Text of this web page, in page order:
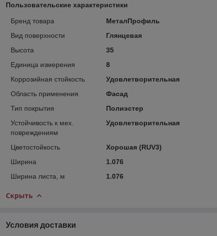
Пользовательские характеристики
Бренд товара
МеталПрофиль
Вид поверхности
Глянцевая
Высота
35
Единица измерения
8
Коррозийная стойкость
Удовлетворительная
Область применения
Фасад
Тип покрытия
Полиэстер
Устойчивость к мех.
повреждениям
Удовлетворительная
Цветостойкость
Хорошая (RUV3)
Ширина
1.076
Ширина листа, м
1.076
Скрыть
Условия доставки